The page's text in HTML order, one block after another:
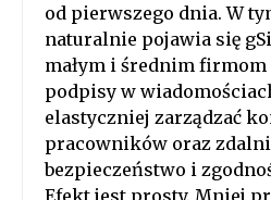
od pierwszego dnia. W
naturalnie pojawia się
małym i średnim firmom
podpisy w
elastyczniej zarządzać
pracowników oraz
bezpieczeństwo i